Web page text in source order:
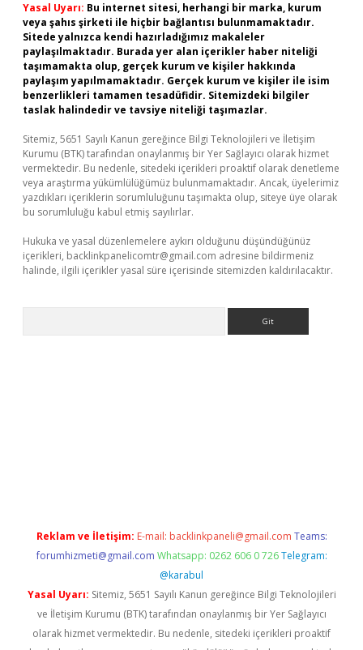
Yasal Uyarı: Bu internet sitesi, herhangi bir marka, kurum
veya şahıs şirketi ile hiçbir bağlantısı bulunmamaktadır.
Sitede yalnızca kendi hazırladığımız makaleler
paylaşılmaktadır. Burada yer alan içerikler haber niteliği
taşımamakta olup, gerçek kurum ve kişiler hakkında
paylaşım yapılmamaktadır. Gerçek kurum ve kişiler ile isim
benzerlikleri tamamen tesadüfidir. Sitemizdeki bilgiler
taslak halindedir ve tavsiye niteliği taşımazlar.
Sitemiz, 5651 Sayılı Kanun gereğince Bilgi Teknolojileri ve İletişim
Kurumu (BTK) tarafından onaylanmış bir Yer Sağlayıcı olarak hizmet
vermektedir. Bu nedenle, sitedeki içerikleri proaktif olarak denetleme
veya araştırma yükümlülüğümüz bulunmamaktadır. Ancak, üyelerimiz
yazdıkları içeriklerin sorumluluğunu taşımakta olup, siteye üye olarak
bu sorumluluğu kabul etmiş sayılırlar.
Hukuka ve yasal düzenlemelere aykırı olduğunu düşündüğünüz
içerikleri, backlinkpanelicomtr@gmail.com adresine bildirmeniz
halinde, ilgili içerikler yasal süre içerisinde sitemizden kaldırılacaktır.
Reklam ve İletişim: E-mail: backlinkpaneli@gmail.com Teams:
forumhizmeti@gmail.com Whatsapp: 0262 606 0 726 Telegram:
@karabul
Yasal Uyarı: Sitemiz, 5651 Sayılı Kanun gereğince Bilgi Teknolojileri
ve İletişim Kurumu (BTK) tarafından onaylanmış bir Yer Sağlayıcı
olarak hizmet vermektedir. Bu nedenle, sitedeki içerikleri proaktif